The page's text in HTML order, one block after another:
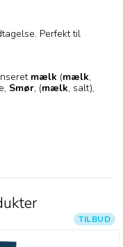
Perfekt til
mælk (mælk,
Smør, (mælk, salt),
TILBUD